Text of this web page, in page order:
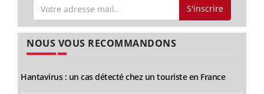
S'inscrire
NOUS VOUS RECOMMANDONS
Hantavirus : un cas détecté chez un touriste en France